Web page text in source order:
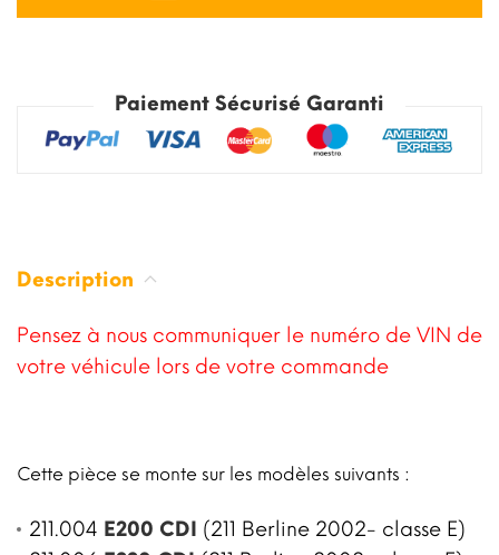
Paiement Sécurisé Garanti
Description
Pensez à nous communiquer le numéro de VIN de
votre véhicule lors de votre commande
Cette pièce se monte sur les modèles suivants :
211.004 E200 CDI (211 Berline 2002- classe E)